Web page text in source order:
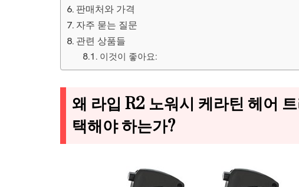
판매처와 가격
자주 묻는 질문
관련 상품들
이것이 좋아요:
왜 라입 R2 노워시 케라틴 헤어
택해야 하는가?